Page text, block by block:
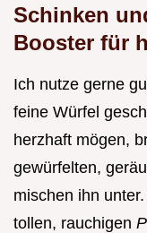
Schinken
Booster für
Ich nutze gerne
feine Würfel
herzhaft mögen,
gewürfelten,
mischen ihn
tollen, rauchigen